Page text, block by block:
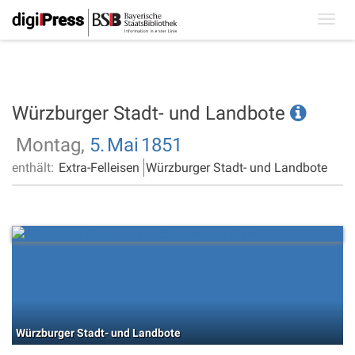
Würzburger Stadt- und Landbote
Montag, 5. Mai 1851
enthält: Extra-Felleisen Würzburger Stadt- und Landbote
Würzburger Stadt- und Landbote